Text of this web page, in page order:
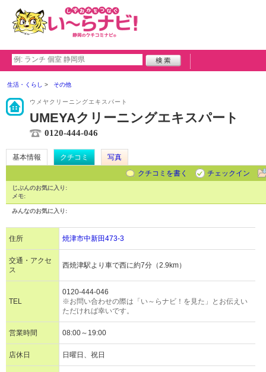
生活・くらし その他
ウメヤクリーニングエキスパート
UMEYAクリーニングエキスパート
0120-444-046
基本情報 クチコミ
写真
クチコミを書く
チェックイン
じぶんのお気に入り:
メモ:
みんなのお気に入り:
住所 焼津市中新田473-3
交通・アクセ
ス
西焼津駅より車で西に約7分（2.9km）
TEL
0120-444-046
※お問い合わせの際は「い～らナビ！を見た」とお伝えい
ただければ幸いです。
営業時間 08:00～19:00
店休日 日曜日、祝日